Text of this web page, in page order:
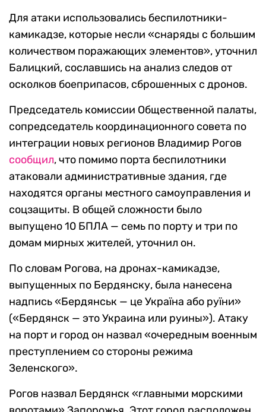
Для атаки использовались беспилотники-
камикадзе, которые несли «снаряды с большим
количеством поражающих элементов», уточнил
Балицкий, сославшись на анализ следов от
осколков боеприпасов, сброшенных с дронов.
Председатель комиссии Общественной палаты,
сопредседатель координационного совета по
интеграции новых регионов Владимир Рогов
сообщил, что помимо порта беспилотники
атаковали административные здания, где
находятся органы местного самоуправления и
соцзащиты. В общей сложности было
выпущено 10 БПЛА — семь по порту и три по
домам мирных жителей, уточнил он.
По словам Рогова, на дронах-камикадзе,
выпущенных по Бердянску, была нанесена
надпись «Бердянськ — це Україна або руїни»
(«Бердянск — это Украина или руины»). Атаку
на порт и город он назвал «очередным военным
преступлением со стороны режима
Зеленского».
Рогов назвал Бердянск «главными морскими